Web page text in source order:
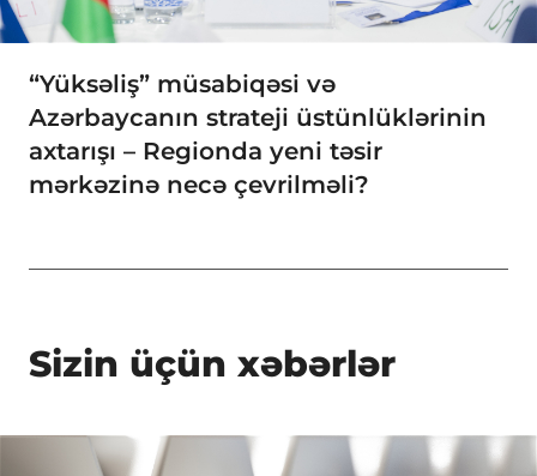
“Yüksəliş” müsabiqəsi və
Azərbaycanın strateji üstünlüklərinin
axtarışı – Regionda yeni təsir
mərkəzinə necə çevrilməli?
Sizin üçün xəbərlər